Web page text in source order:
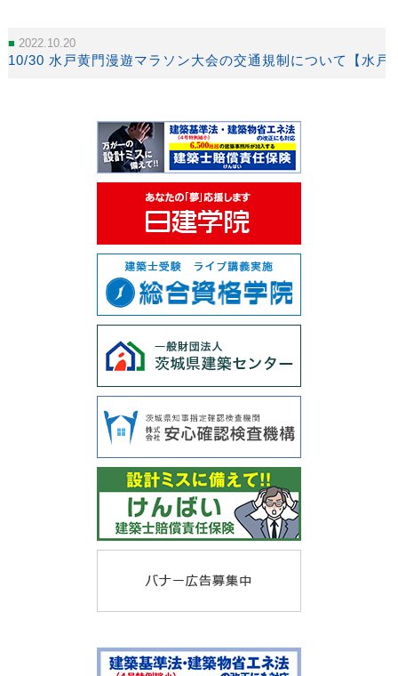
2022.10.20
10/30 水戸黄門漫遊マラソン大会の交通規制について【水戸